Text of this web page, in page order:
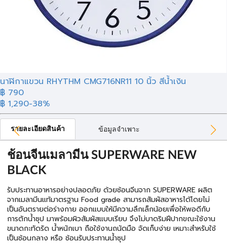
นาฬิกาแขวน RHYTHM CMG716NR11 10 นิ้ว สีน้ำเงิน
฿ 790
฿ 1,290-38%
รายละเอียดสินค้า ข้อมูลจำเพาะ
ช้อนจีนเมลามีน SUPERWARE NEW
BLACK
รับประทานอาหารอย่างปลอดภัย ด้วยช้อนจีนจาก SUPERWARE ผลิต
จากเมลามีนแท้มาตรฐาน Food grade สามารถสัมผัสอาหารได้โดยไม่
เป็นอันตรายต่อร่างกาย ออกแบบให้มีความลึกเล็กน้อยเพื่อให้พอดีกับ
การตักน้ำซุป มาพร้อมผิวสัมผัสแบบเรียบ จึงไม่บาดริมฝีปากขณะใช้งาน
ขนาดกะทัดรัด น้ำหนักเบา ถือใช้งานถนัดมือ จัดเก็บง่าย เหมาะสำหรับใช้
เป็นช้อนกลาง หรือ ช้อนรับประทานน้ำซุป